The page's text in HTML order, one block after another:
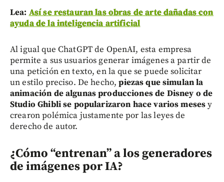
Lea: Así se restauran las obras de arte dañadas con
ayuda de la inteligencia artificial
Al igual que ChatGPT de OpenAI, esta empresa
permite a sus usuarios generar imágenes a partir de
una petición en texto, en la que se puede solicitar
un estilo preciso. De hecho,piezas que simulan la
animación de algunas producciones de Disney o de
Studio Ghibli se popularizaron hace varios mesesy
crearon polémica justamente por las leyes de
derecho de autor.
¿Cómo “entrenan” a los generadores
de imágenes por IA?